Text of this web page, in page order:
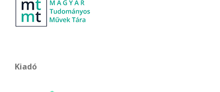
Kiadó